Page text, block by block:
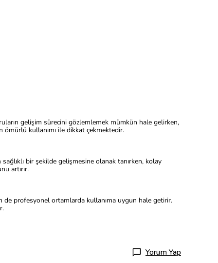
gelişim sürecini gözlemlemek mümkün hale gelirken,
ömürlü kullanımı ile dikkat çekmektedir.
bir şekilde gelişmesine olanak tanırken, kolay
artırır.
de profesyonel ortamlarda kullanıma uygun hale getirir.
Yorum Yap